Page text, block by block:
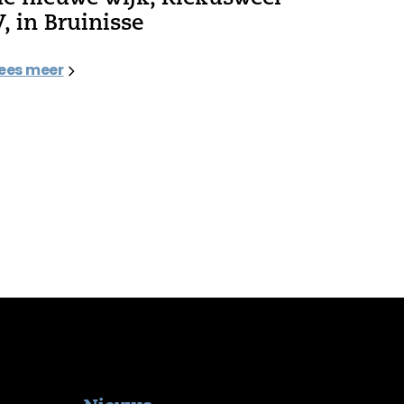
in Bruinisse
meer